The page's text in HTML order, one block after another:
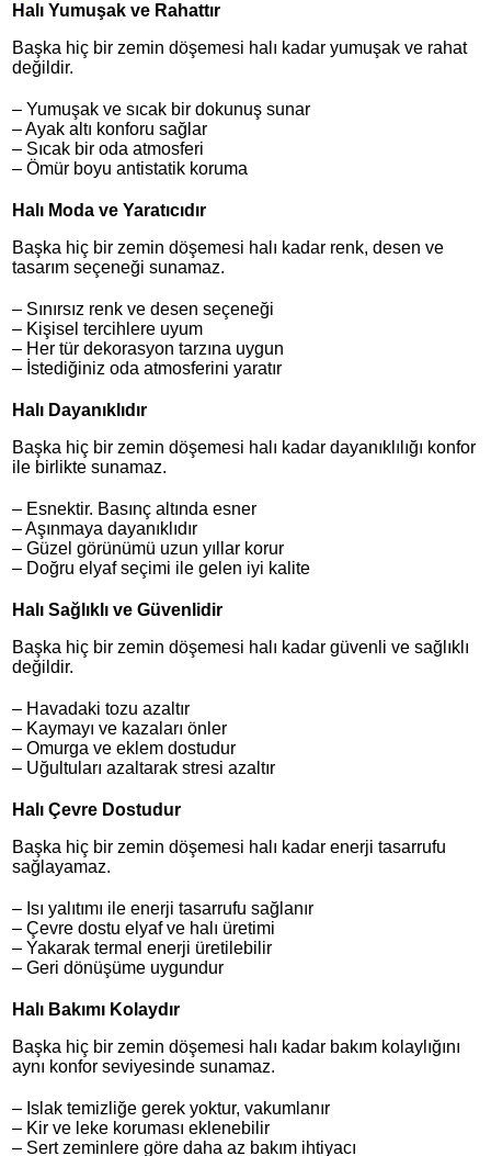
Halı Yumuşak ve Rahattır
Başka hiç bir zemin döşemesi halı kadar yumuşak ve rahat
değildir.
– Yumuşak ve sıcak bir dokunuş sunar
– Ayak altı konforu sağlar
– Sıcak bir oda atmosferi
– Ömür boyu antistatik koruma
Halı Moda ve Yaratıcıdır
Başka hiç bir zemin döşemesi halı kadar renk, desen ve
tasarım seçeneği sunamaz.
– Sınırsız renk ve desen seçeneği
– Kişisel tercihlere uyum
– Her tür dekorasyon tarzına uygun
– İstediğiniz oda atmosferini yaratır
Halı Dayanıklıdır
Başka hiç bir zemin döşemesi halı kadar dayanıklılığı konfor
ile birlikte sunamaz.
– Esnektir. Basınç altında esner
– Aşınmaya dayanıklıdır
– Güzel görünümü uzun yıllar korur
– Doğru elyaf seçimi ile gelen iyi kalite
Halı Sağlıklı ve Güvenlidir
Başka hiç bir zemin döşemesi halı kadar güvenli ve sağlıklı
değildir.
– Havadaki tozu azaltır
– Kaymayı ve kazaları önler
– Omurga ve eklem dostudur
– Uğultuları azaltarak stresi azaltır
Halı Çevre Dostudur
Başka hiç bir zemin döşemesi halı kadar enerji tasarrufu
sağlayamaz.
– Isı yalıtımı ile enerji tasarrufu sağlanır
– Çevre dostu elyaf ve halı üretimi
– Yakarak termal enerji üretilebilir
– Geri dönüşüme uygundur
Halı Bakımı Kolaydır
Başka hiç bir zemin döşemesi halı kadar bakım kolaylığını
aynı konfor seviyesinde sunamaz.
– Islak temizliğe gerek yoktur, vakumlanır
– Kir ve leke koruması eklenebilir
– Sert zeminlere göre daha az bakım ihtiyacı